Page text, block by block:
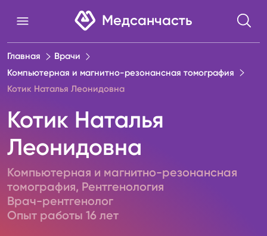
Медсанчасть
Главная
Врачи
Компьютерная и магнитно-резонансная томография
Котик Наталья Леонидовна
Котик Наталья
Леонидовна
Компьютерная и магнитно-резонансная
томография, Рентгенология
Врач-рентгенолог
Опыт работы16 лет